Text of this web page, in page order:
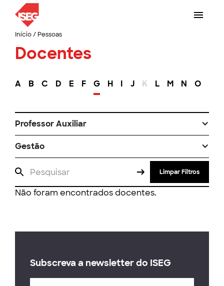
Início/ Pessoas
Docentes
A B C D E F G H I J K L M N O
Professor Auxiliar
Gestão
Limpar Filtros
Não foram encontrados docentes.
Subscreva a newsletter do ISEG